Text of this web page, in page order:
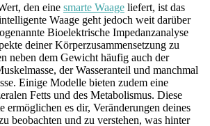
den eine smarte Waage liefert, ist das
Waage geht jedoch weit darüber
Bioelektrische Impedanzanalyse
deiner Körperzusammensetzung zu
neben dem Gewicht häufig auch der
der Wasseranteil und manchmal
Einige Modelle bieten zudem eine
Fetts und des Metabolismus. Diese
ermöglichen es dir, Veränderungen deines
beobachten und zu verstehen, was hinter